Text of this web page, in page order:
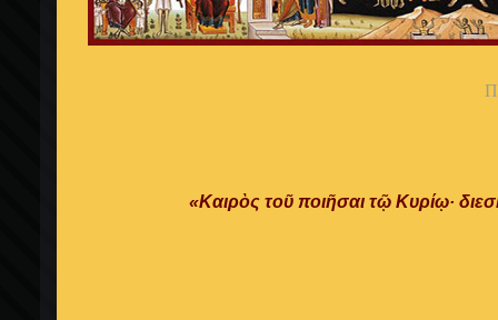
«Καιρὸς τοῦ ποιῆσαι τῷ Κυρίῳ·